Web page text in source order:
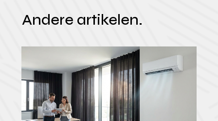
Andere artikelen.